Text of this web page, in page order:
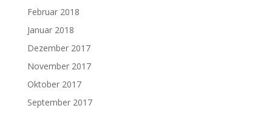
Februar 2018
Januar 2018
Dezember 2017
November 2017
Oktober 2017
September 2017